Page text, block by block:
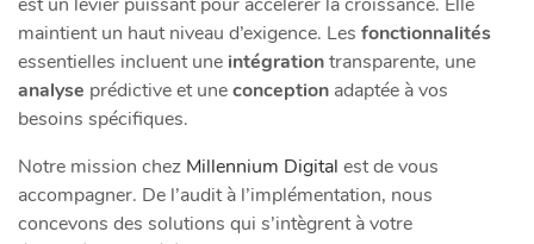
maintient un haut niveau d’exigence. Les fonctionnalités
essentielles incluent une intégrationtransparente, une
analyse prédictive et uneconception adaptée à vos
besoins spécifiques.
Notre mission chez Millennium Digital est de vous
accompagner. De l’audit à l’implémentation, nous
concevons des solutions qui s’intègrent à votre